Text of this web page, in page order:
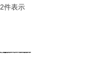
2件表示